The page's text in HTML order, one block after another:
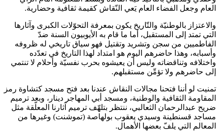
العام وجعل الفضاء العام يَعي النّقاش كقيمة ثقافية وحضارية.
والاعتزاز بالوطنيّة والتّاريخ يكون بمعرفة التحوّلات الكبرى وآثارها
التي تمتد إلى المستقبل، أما ما قام به الأيوبيون السنة ضدّ
الفاطميين من سجن وتشريد وتقتيل فهو سياق تاريخي له ظروفه
وأسبابه، وهذا حاضرهم اليوم هو امتداد لهذا التاريخ في تعدّده
واختلافه وتناقضاته وليس أن يعيشوه بحرب نفسيّة وأحلام لا تنتمي
إلى حاضرهم ولا تؤمِّن مستقبلهم.
تمنيت لو أننا فتحنا مجالات النقاش عندنا بعد فتح مسجد كتشاوة رمز
المقاومة الثقافية والوطنية، ومسجد أبي المهاجر دينار، وبعد ترميم
ضريح عبدالرحمان الثعالبي، ننتظر بتلهّف ترميم آثارنا المعلّقة مثل
مساجد قسنطينة وسيدي يعقوب بولهاصة (تموشنت) وغيرها من
المعالم التي يلفّ بعضها الأهمال.